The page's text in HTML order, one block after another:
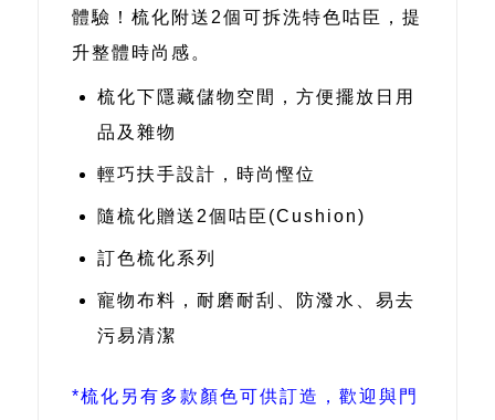
體驗！梳化附送2個可拆洗特色咕臣，提
升整體時尚感。
梳化下隱藏儲物空間，方便擺放日用
品及雜物
輕巧扶手設計，時尚慳位
隨梳化贈送2個咕臣(Cushion)
訂色梳化系列
寵物布料，耐磨耐刮、防潑水、易去
污易清潔
*梳化另有多款顏色可供訂造，歡迎與門